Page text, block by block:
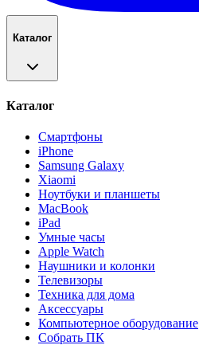
Каталог
Каталог
Смартфоны
iPhone
Samsung Galaxy
Xiaomi
Ноутбуки и планшеты
MacBook
iPad
Умные часы
Apple Watch
Наушники и колонки
Телевизоры
Техника для дома
Аксессуары
Компьютерное оборудование
Собрать ПК